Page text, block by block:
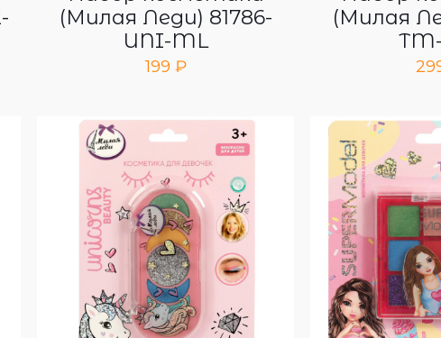
(Милая Леди) 81786-
UNI-ML
199 ₽
(Милая